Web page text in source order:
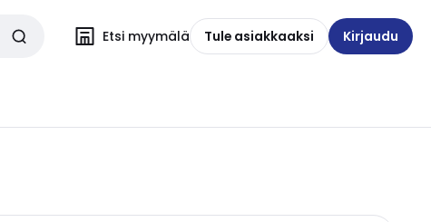
Etsi myymälä Tule asiakkaaksi Kirjaudu